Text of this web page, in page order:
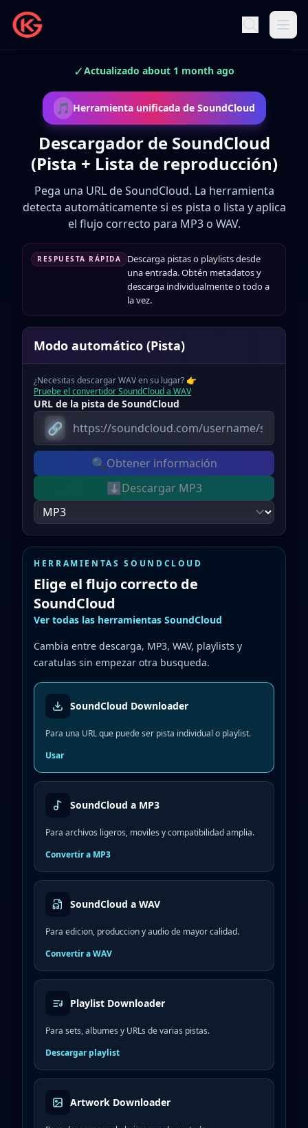
✓Actualizado about 1 month ago
🎵 Herramienta unificada de SoundCloud
Descargador de SoundCloud
(Pista + Lista de reproducción)
Pega una URL de SoundCloud. La herramienta
detecta automáticamente si es pista o lista y aplica
el flujo correcto para MP3 o WAV.
RESPUESTA RÁPIDA
Descarga pistas o playlists desde
una entrada. Obtén metadatos y
descarga individualmente o todo a
la vez.
Modo automático (Pista)
URL de la pista de SoundCloud
¿Necesitas descargar WAV en su lugar? 👉
Pruebe el convertidor SoundCloud a WAV
🔗
🔍Obtener información
⬇️ Descargar MP3
HERRAMIENTAS SOUNDCLOUD
Elige el flujo correcto de
SoundCloud
Ver todas las herramientas SoundCloud
Cambia entre descarga, MP3, WAV, playlists y
caratulas sin empezar otra busqueda.
SoundCloud Downloader
Para una URL que puede ser pista individual o playlist.
Usar
SoundCloud a MP3
Para archivos ligeros, moviles y compatibilidad amplia.
Convertir a MP3
SoundCloud a WAV
Para edicion, produccion y audio de mayor calidad.
Convertir a WAV
Playlist Downloader
Para sets, albumes y URLs de varias pistas.
Descargar playlist
Artwork Downloader